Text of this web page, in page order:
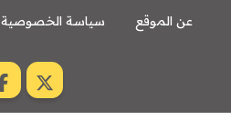
عن الموقع سياسة الخصوصية